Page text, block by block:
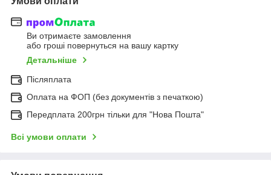
Ви отримаєте замовлення
або гроші повернуться на вашу картку
Детальніше
Післяплата
Оплата на ФОП (без документів з печаткою)
Передплата 200грн тільки для "Нова Пошта"
Всі умови оплати